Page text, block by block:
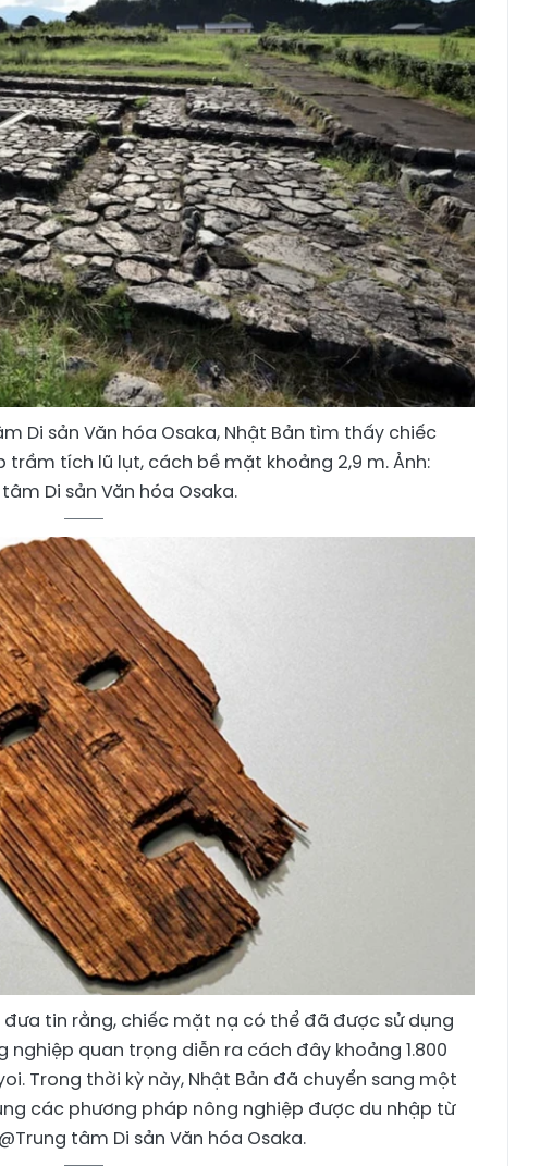
Di sản Văn hóa Osaka, Nhật Bản tìm thấy chiếc
tích lũ lụt, cách bề mặt khoảng 2,9 m. Ảnh:
Di sản Văn hóa Osaka.
đưa tin rằng, chiếc mặt nạ có thể đã được sử dụng
nghiệp quan trọng diễn ra cách đây khoảng 1.800
Trong thời kỳ này, Nhật Bản đã chuyển sang một
các phương pháp nông nghiệp được du nhập từ
tâm Di sản Văn hóa Osaka.